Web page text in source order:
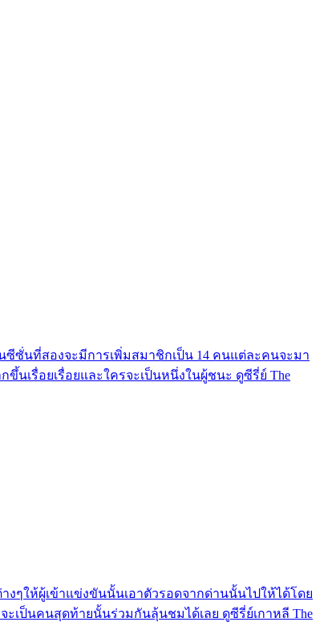
ซีซั่นที่สองจะมีการเพิ่มสมาชิกเป็น 14 คนแต่ละคนจะมา
เรื่อยเรื่อยและใครจะเป็นหนึ่งในผู้ชนะ ดูซีรี่ย์ The
งๆให้ผู้เข้าแข่งขันนั้นเอาตัวรอดจากด่านนั้นไปให้ได้โดย
เป็นคนสุดท้ายนั้นร่วมกันลุ้นชมได้เลย ดูซีรี่ย์เกาหลี The